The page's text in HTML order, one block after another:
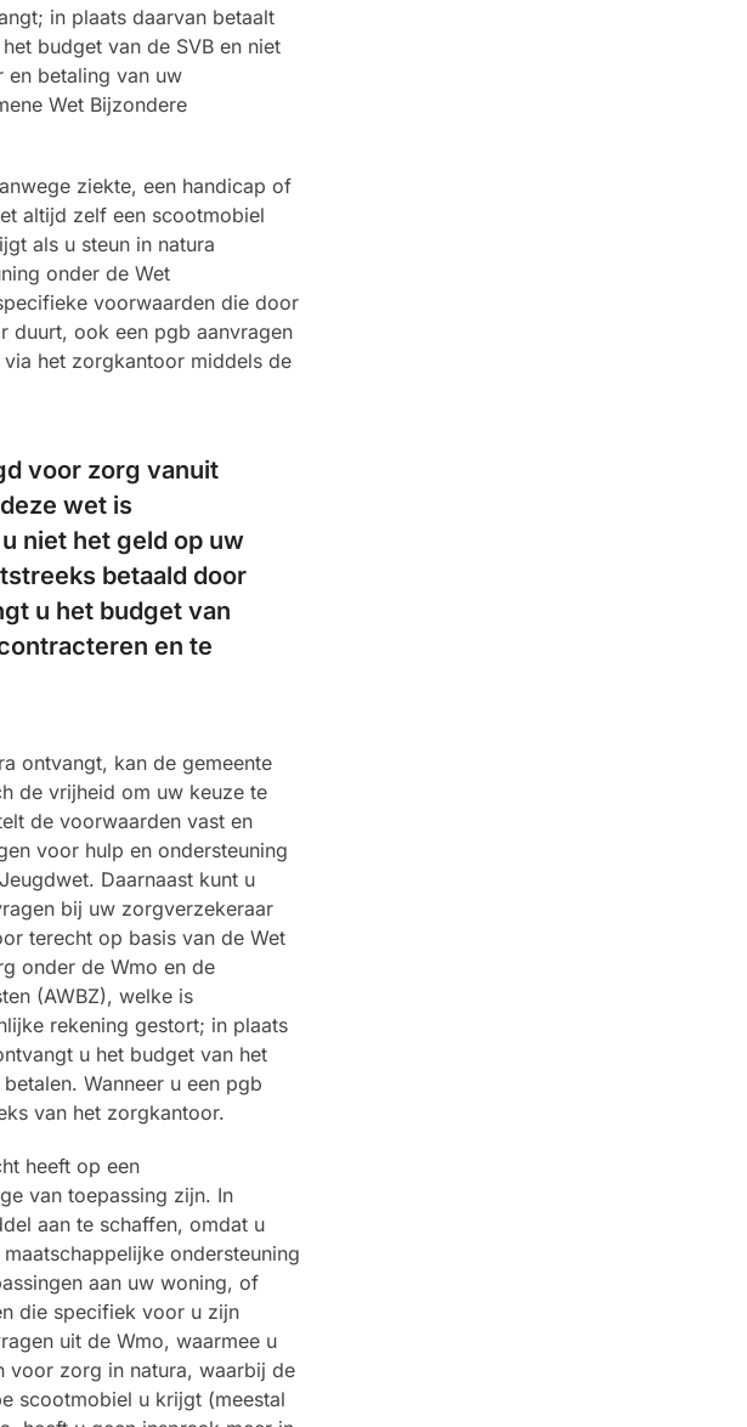
in plaats daarvan betaalt
budget van de SVB en niet
en betaling van uw
Wet Bijzondere
ziekte, een handicap of
altijd zelf een scootmobiel
als u steun in natura
onder de Wet
voorwaarden die door
duurt, ook een pgb aanvragen
het zorgkantoor middels de
voor zorg vanuit
wet is
niet het geld op uw
betaald door
u het budget van
en te
ontvangt, kan de gemeente
de vrijheid om uw keuze te
de voorwaarden vast en
voor hulp en ondersteuning
Daarnaast kunt u
bij uw zorgverzekeraar
terecht op basis van de Wet
onder de Wmo en de
(AWBZ), welke is
rekening gestort; in plaats
u het budget van het
Wanneer u een pgb
van het zorgkantoor.
heeft op een
van toepassing zijn. In
aan te schaffen, omdat u
ondersteuning
aan uw woning, of
die specifiek voor u zijn
uit de Wmo, waarmee u
voor zorg in natura, waarbij de
scootmobiel u krijgt (meestal